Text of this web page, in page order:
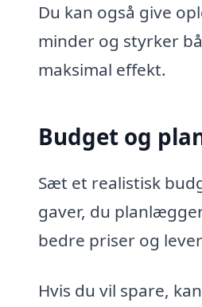
Du kan også give
minder og styrker
maksimal effekt.
Budget og
Sæt et realistisk
gaver, du
bedre priser og
Hvis du vil spare,